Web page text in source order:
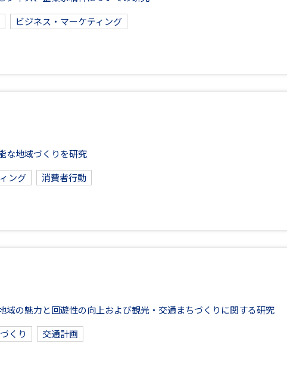
ビジネス・マーケティング
な地域づくりを研究
ング 消費者行動
域の魅力と回遊性の向上および観光・交通まちづくりに関する研究
くり 交通計画